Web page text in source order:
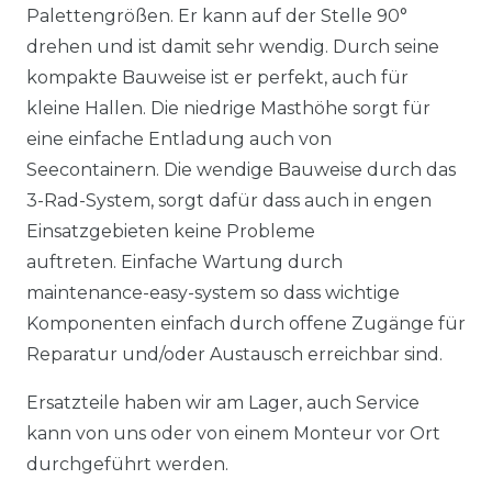
Palettengrößen. Er kann auf der Stelle 90°
drehen und ist damit sehr wendig. Durch seine
kompakte Bauweise ist er perfekt, auch für
kleine Hallen. Die niedrige Masthöhe sorgt für
eine einfache Entladung auch von
Seecontainern. Die wendige Bauweise durch das
3-Rad-System, sorgt dafür dass auch in engen
Einsatzgebieten keine Probleme
auftreten. Einfache Wartung durch
maintenance-easy-system so dass wichtige
Komponenten einfach durch offene Zugänge für
Reparatur und/oder Austausch erreichbar sind.
Ersatzteile haben wir am Lager, auch Service
kann von uns oder von einem Monteur vor Ort
durchgeführt werden.